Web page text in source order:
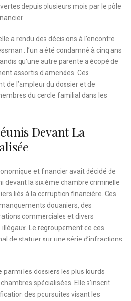
depuis plusieurs mois par le pôle
a rendu des décisions à l’encontre
: l’un a été condamné à cinq ans
qu’une autre parente a écopé de
assortis d’amendes. Ces
de l’ampleur du dossier et de
du cercle familial dans les
Devant La
et financier avait décidé de
devant la sixième chambre criminelle
liés à la corruption financière. Ces
douaniers, des
commerciales et divers
Le regroupement de ces
de statuer sur une série d’infractions
les dossiers les plus lourds
spécialisées. Elle s’inscrit
des poursuites visant les